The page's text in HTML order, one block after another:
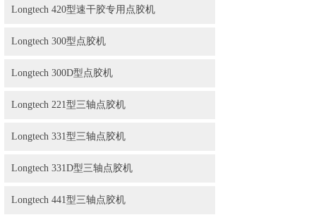
Longtech 420型速干胶专用点胶机
Longtech 300型点胶机
Longtech 300D型点胶机
Longtech 221型三轴点胶机
Longtech 331型三轴点胶机
Longtech 331D型三轴点胶机
Longtech 441型三轴点胶机